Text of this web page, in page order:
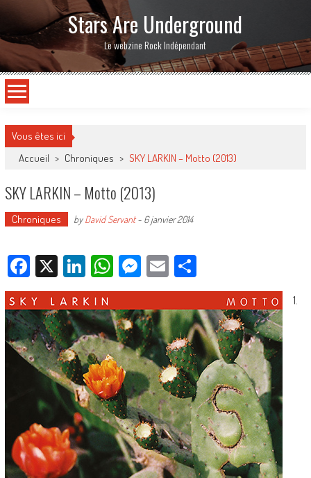
Stars Are Underground
Le webzine Rock Indépendant
Vous êtes ici
Accueil > Chroniques > SKY LARKIN – Motto (2013)
SKY LARKIN – Motto (2013)
Chroniques byDavid Servant- 6 janvier 2014
Facebook
X LinkedIn
WhatsApp
Messenger
EmailPartager
1.